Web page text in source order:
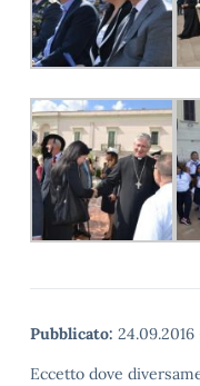
Pubblicato: 24.09.2016
Eccetto dove